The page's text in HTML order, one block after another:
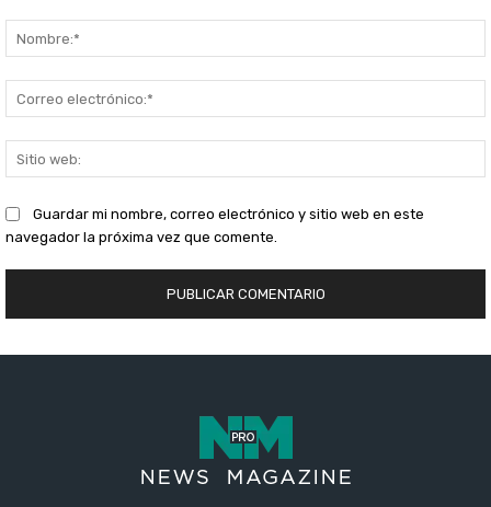
Guardar mi nombre, correo electrónico y sitio web en este
navegador la próxima vez que comente.